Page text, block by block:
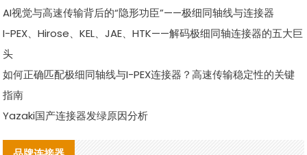
AI视觉与高速传输背后的“隐形功臣”——极细同轴线与连接器
I-PEX、Hirose、KEL、JAE、HTK——解码极细同轴连接器的五大巨
头
如何正确匹配极细同轴线与I-PEX连接器？高速传输稳定性的关键
指南
Yazaki国产连接器发绿原因分析